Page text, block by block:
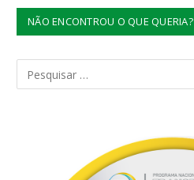
NÃO ENCONTROU O QUE QUERIA?